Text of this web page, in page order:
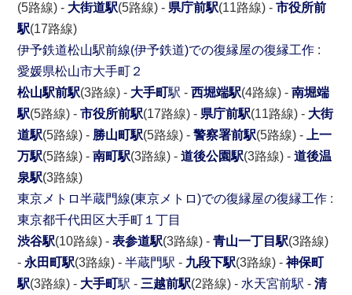
(5路線) - 大街道駅(5路線) - 県庁前駅(11路線) -市役所前
駅(17路線)
伊予鉄道松山駅前線(伊予鉄道)での復縁屋の復縁工作 :
愛媛県松山市大手町２
松山駅前駅(3路線) - 大手町駅 -西堀端駅(4路線) -南堀端
駅(5路線) -市役所前駅(17路線) - 県庁前駅(11路線) - 大街
道駅(5路線) - 勝山町駅(5路線) -警察署前駅(5路線) -
上一
万駅(5路線) -南町駅(3路線) -道後公園駅(3路線) -道後温
泉駅(3路線)
東京メトロ半蔵門線(東京メトロ)での復縁屋の復縁工作 :
東京都千代田区大手町１丁目
渋谷駅(10路線) -表参道駅(3路線) -青山一丁目駅(3路線)
- 永田町駅(3路線) -半蔵門駅 - 九段下駅(3路線) -神保町
駅(3路線) - 大手町駅 - 三越前駅(2路線) - 水天宮前駅 -清